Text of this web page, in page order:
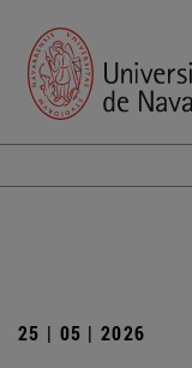
25 | 05 | 2026